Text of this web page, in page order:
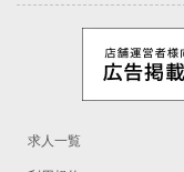
求人一覧